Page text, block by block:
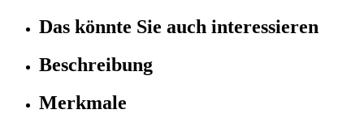
Das könnte Sie auch interessieren
Beschreibung
Merkmale